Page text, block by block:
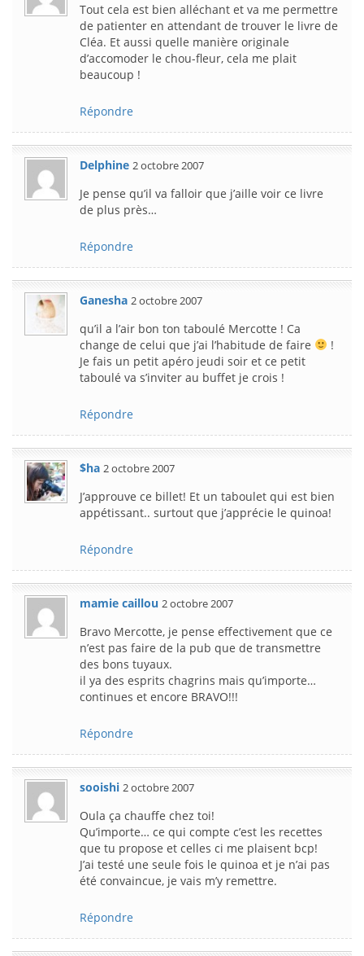
Tout cela est bien alléchant et va me permettre
de patienter en attendant de trouver le livre de
Cléa. Et aussi quelle manière originale
d’accomoder le chou-fleur, cela me plait
beaucoup !
Répondre
Delphine 2 octobre 2007
Je pense qu’il va falloir que j’aille voir ce livre
de plus près…
Répondre
Ganesha 2 octobre 2007
qu’il a l’air bon ton taboulé Mercotte ! Ca
change de celui que j’ai l’habitude de faire
!
Je fais un petit apéro jeudi soir et ce petit
taboulé va s’inviter au buffet je crois !
Répondre
$ha 2 octobre 2007
J’approuve ce billet! Et un taboulet qui est bien
appétissant.. surtout que j’apprécie le quinoa!
Répondre
mamie caillou 2 octobre 2007
Bravo Mercotte, je pense effectivement que ce
n’est pas faire de la pub que de transmettre
des bons tuyaux.
il ya des esprits chagrins mais qu’importe…
continues et encore BRAVO!!!
Répondre
sooishi 2 octobre 2007
Oula ça chauffe chez toi!
Qu’importe… ce qui compte c’est les recettes
que tu propose et celles ci me plaisent bcp!
J’ai testé une seule fois le quinoa et je n’ai pas
été convaincue, je vais m’y remettre.
Répondre